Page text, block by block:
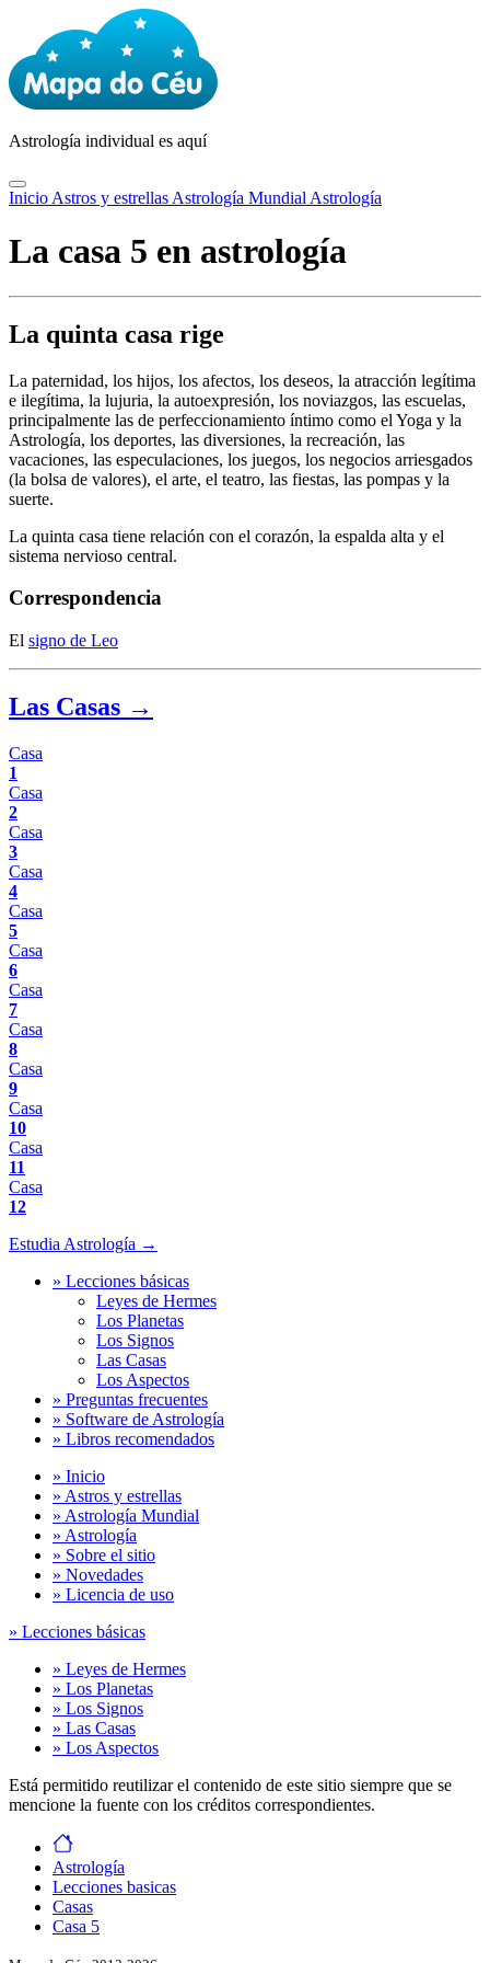
Astrología individual es aquí
Inicio Astros y estrellas Astrología Mundial Astrología
La casa 5 en astrología
La quinta casa rige
La paternidad, los hijos, los afectos, los deseos, la atracción legítima
e ilegítima, la lujuria, la autoexpresión, los noviazgos, las escuelas,
principalmente las de perfeccionamiento íntimo como el Yoga y la
Astrología, los deportes, las diversiones, la recreación, las
vacaciones, las especulaciones, los juegos, los negocios arriesgados
(la bolsa de valores), el arte, el teatro, las fiestas, las pompas y la
suerte.
La quinta casa tiene relación con el corazón, la espalda alta y el
sistema nervioso central.
Correspondencia
El signo de Leo
Las Casas →
Casa
1
Casa
2
Casa
3
Casa
4
Casa
5
Casa
6
Casa
7
Casa
8
Casa
9
Casa
10
Casa
11
Casa
12
Estudia Astrología →
» Lecciones básicas
Leyes de Hermes
Los Planetas
Los Signos
Las Casas
Los Aspectos
» Preguntas frecuentes
» Software de Astrología
» Libros recomendados
» Inicio
» Astros y estrellas
» Astrología Mundial
» Astrología
» Sobre el sitio
» Novedades
» Licencia de uso
» Lecciones básicas
» Leyes de Hermes
» Los Planetas
» Los Signos
» Las Casas
» Los Aspectos
Está permitido reutilizar el contenido de este sitio siempre que se
mencione la fuente con los créditos correspondientes.
Astrología
Lecciones basicas
Casas
Casa 5